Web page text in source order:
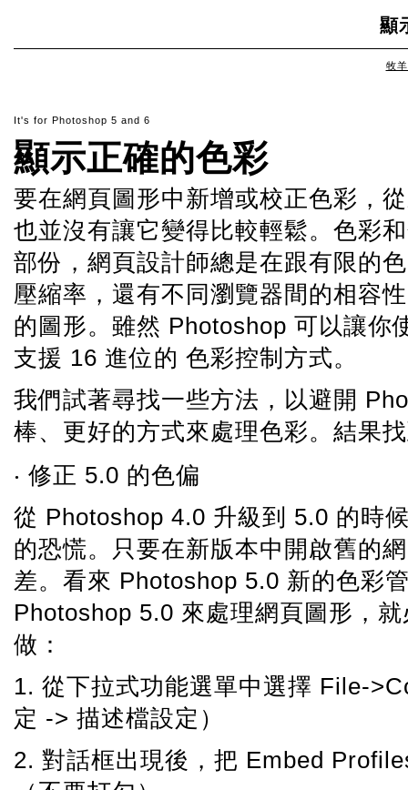
顯
牧
It's for Photoshop 5 and 6
顯示正確的色彩
要在網頁圖形中新增或校正色彩，
也並沒有讓它變得比較輕鬆。色彩
部份，網頁設計師總是在跟有限的
壓縮率，還有不同瀏覽器間的相容
的圖形。雖然 Photoshop 可以讓你
支援 16 進位的 色彩控制方式。
我們試著尋找一些方法，以避開
棒、更好的方式來處理色彩。結果
‧ 修正 5.0 的色偏
從 Photoshop 4.0 升級到 5.0 的時
的恐慌。只要在新版本中開啟舊的
差。看來 Photoshop 5.0 新的色彩
Photoshop 5.0 來處理網頁圖形，
做：
1. 從下拉式功能選單中選擇 File-
定 -> 描述檔設定）
2. 對話框出現後，把 Embed